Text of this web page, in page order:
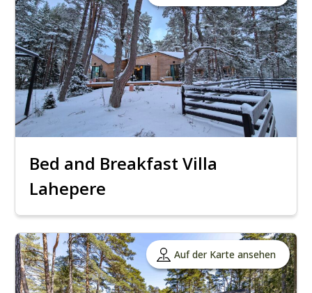
Bed and Breakfast Villa
Lahepere
Auf der Karte ansehen